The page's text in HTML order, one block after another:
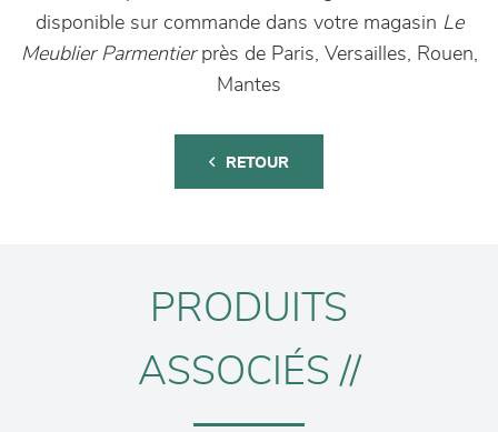
disponible sur commande dans votre magasin Le
Meublier Parmentierprès de Paris, Versailles, Rouen,
Mantes
RETOUR
PRODUITS
ASSOCIÉS //